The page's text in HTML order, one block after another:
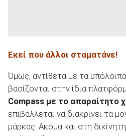
Εκεί που άλλοι σταματάνε!
Όμως, αντίθετα με τα
βασίζονται στην ίδια
Compass με το απαραίτητο
επιβάλλεται να διακρίνει τα
μάρκας. Ακόμα και στη